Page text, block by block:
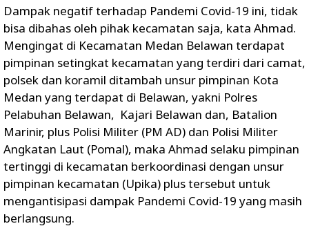
Dampak negatif terhadap Pandemi Covid-19 ini, tidak
bisa dibahas oleh pihak kecamatan saja, kata Ahmad.
Mengingat di Kecamatan Medan Belawan terdapat
pimpinan setingkat kecamatan yang terdiri dari camat,
polsek dan koramil ditambah unsur pimpinan Kota
Medan yang terdapat di Belawan, yakni Polres
Pelabuhan Belawan, Kajari Belawan dan, Batalion
Marinir, plus Polisi Militer (PM AD) dan Polisi Militer
Angkatan Laut (Pomal), maka Ahmad selaku pimpinan
tertinggi di kecamatan berkoordinasi dengan unsur
pimpinan kecamatan (Upika) plus tersebut untuk
mengantisipasi dampak Pandemi Covid-19 yang masih
berlangsung.